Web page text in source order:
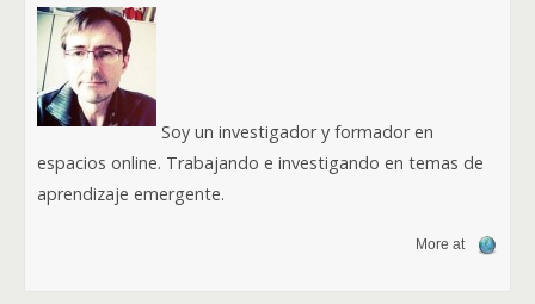
Soy un investigador y formador en
espacios online. Trabajando e investigando en temas de
aprendizaje emergente.
More at